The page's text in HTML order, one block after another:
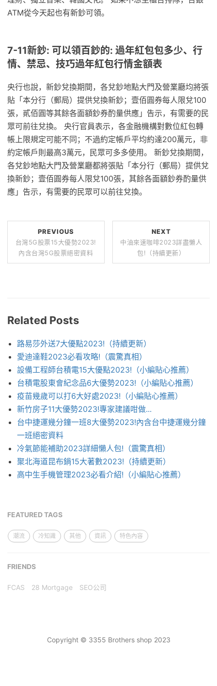
ATM從今天起也有新鈔可領。
7-11新鈔: 可以領百鈔的: 過年紅包包多少、行
情、禁忌、技巧過年紅包行情金額表
央行也說，新鈔兌換期間，各兌鈔地點大門及營業廳均將張
貼「本分行（郵局）提供兌換新鈔；壹佰圓券每人限兌100
張，貳佰圓等其餘各面額鈔券酌量供應」告示，有需要的民
眾可前往兌換。 央行官員表示，各金融機構對數位紅包轉
帳上限規定可能不同；不過約定帳戶平均約達200萬元，非
約定帳戶則最高3萬元，民眾可多多使用。 新鈔兌換期間，
各兌鈔地點大門及營業廳都將張貼「本分行（郵局）提供兌
換新鈔；壹佰圓券每人限兌100張，其餘各面額鈔券酌量供
應」告示，有需要的民眾可以前往兌換。
PREVIOUS
台灣5G股票15大優勢2023!
內含台灣5G股票絕密資料
NEXT
中油來速咖啡2023詳盡懶人
包!（持續更新）
Related Posts
路易莎外送7大優點2023!（持續更新）
愛迪達鞋2023必看攻略!（震驚真相）
設備工程師台積電15大優點2023!（小編貼心推薦）
台積電股東會紀念品6大優勢2023!（小編貼心推薦）
疫苗幾歲可以打6大好處2023!（小編貼心推薦）
新竹房子11大優勢2023!專家建議咁做...
台中捷運幾分鐘一班8大優勢2023!內含台中捷運幾分鐘
一班絕密資料
冷氣節能補助2023詳細懶人包!（震驚真相）
聚北海道昆布鍋15大著數2023!（持續更新）
高中生手機管理2023必看介紹!（小編貼心推薦）
FEATURED TAGS
潮流 冷知識 其他 資訊 特色內容
FRIENDS
FCAS 28 Mortgage SEO公司
Copyright © 3355 Brothers shop 2023